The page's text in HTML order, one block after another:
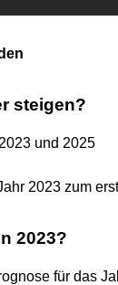
steigen?
und 2025
2023 zum
2023?
für das